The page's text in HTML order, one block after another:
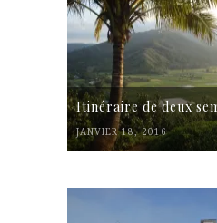
Itinéraire de deux
JANVIER 18, 2016